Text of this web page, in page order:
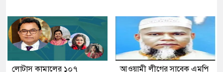
লোটাস কামালের ১০৭
আওয়ামী লীগের সাবেক এমপি